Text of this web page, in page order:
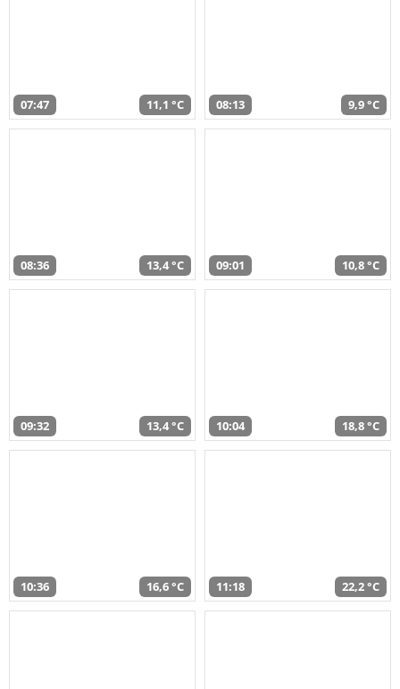
07:47 11,1 °C 08:13 9,9 °C
08:36 13,4 °C 09:01 10,8 °C
09:32 13,4 °C 10:04 18,8 °C
10:36 16,6 °C 11:18 22,2 °C